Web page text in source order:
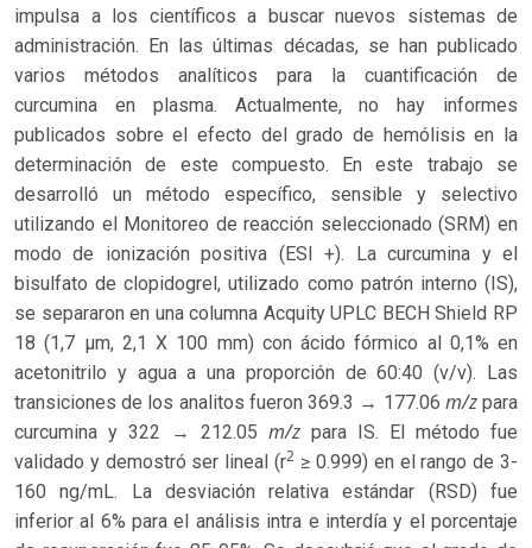
impulsa a los científicos a buscar nuevos sistemas de
administración. En las últimas décadas, se han publicado
varios métodos analíticos para la cuantificación de
curcumina en plasma. Actualmente, no hay informes
publicados sobre el efecto del grado de hemólisis en la
determinación de este compuesto. En este trabajo se
desarrolló un método específico, sensible y selectivo
utilizando el Monitoreo de reacción seleccionado (SRM) en
modo de ionización positiva (ESI +). La curcumina y el
bisulfato de clopidogrel, utilizado como patrón interno (IS),
se separaron en una columna Acquity UPLC BECH Shield RP
18 (1,7 μm, 2,1 X 100 mm) con ácido fórmico al 0,1% en
acetonitrilo y agua a una proporción de 60:40 (v/v). Las
transiciones de los analitos fueron 369.3 → 177.06 m/zpara
curcumina y 322 → 212.05 m/z para IS. El método fue
validado y demostró ser lineal (r2 ≥ 0.999) en el rango de 3-
160 ng/mL. La desviación relativa estándar (RSD) fue
inferior al 6% para el análisis intra e interdía y el porcentaje